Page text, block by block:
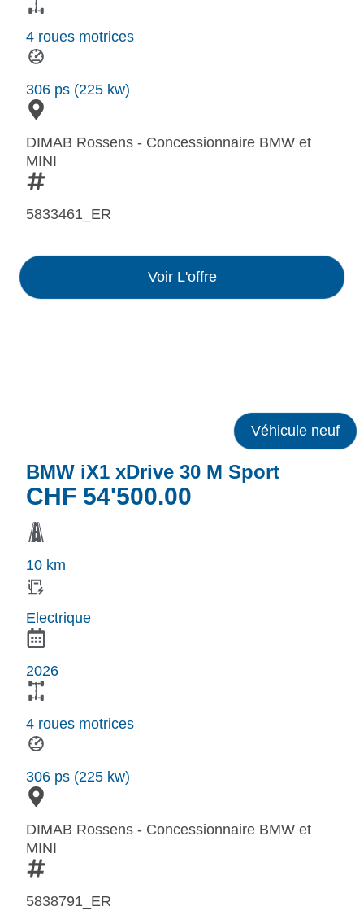
4 roues motrices
306 ps (225 kw)
DIMAB Rossens - Concessionnaire BMW et
MINI
5833461_ER
Voir L'offre
Véhicule neuf
BMW iX1 xDrive 30 M Sport
CHF 54'500.00
10 km
Electrique
2026
4 roues motrices
306 ps (225 kw)
DIMAB Rossens - Concessionnaire BMW et
MINI
5838791_ER